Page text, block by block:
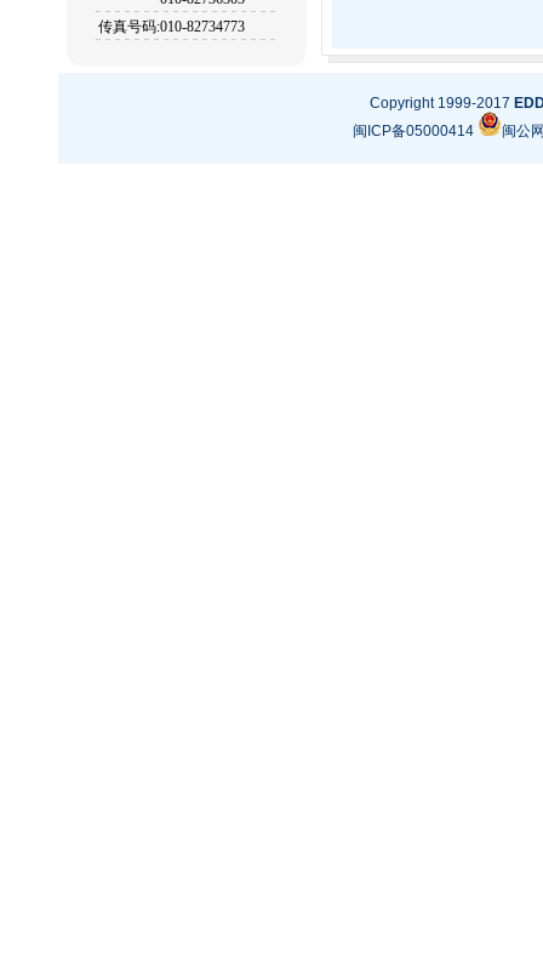
传真号码:010-82734773
Copyright 1999-2017
闽ICP备05000414
闽公